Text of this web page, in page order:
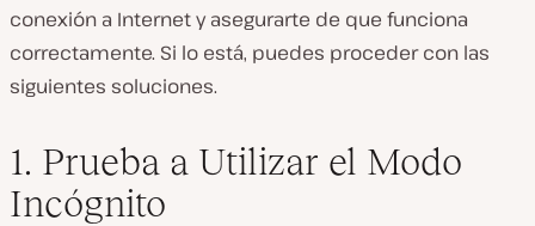
conexión a Internet y asegurarte de que funciona
correctamente. Si lo está, puedes proceder con las
siguientes soluciones.
1. Prueba a Utilizar el Modo
Incógnito